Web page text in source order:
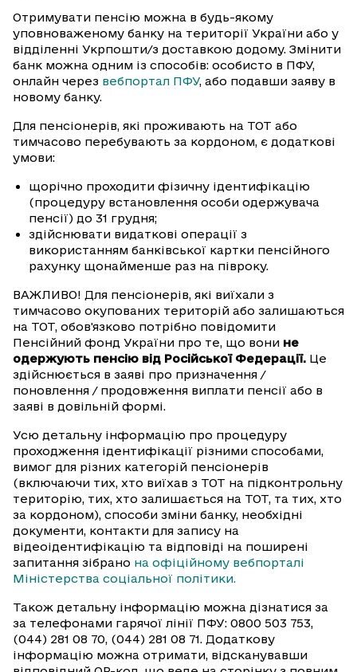
Отримувати пенсію можна в будь-якому
уповноваженому банку на території України або у
відділенні Укрпошти/з доставкою додому. Змінити
банк можна одним із способів: особисто в ПФУ,
онлайн через вебпортал ПФУ, або подавши заяву в
новому банку.
Для пенсіонерів, які проживають на ТОТ або
тимчасово перебувають за кордоном, є додаткові
умови:
щорічно проходити фізичну ідентифікацію
(процедуру встановлення особи одержувача
пенсії) до 31 грудня;
здійснювати видаткові операції з
використанням банківської картки пенсійного
рахунку щонайменше раз на півроку.
ВАЖЛИВО! Для пенсіонерів, які виїхали з
тимчасово окупованих територій або залишаються
на ТОТ, обов'язково потрібно повідомити
Пенсійний фонд України про те, що вони не
одержують пенсію від Російської Федерації. Це
здійснюється в заяві про призначення /
поновлення / продовження виплати пенсії або в
заяві в довільній формі.
Усю детальну інформацію про процедуру
проходження ідентифікації різними способами,
вимог для різних категорій пенсіонерів
(включаючи тих, хто виїхав з ТОТ на підконтрольну
територію, тих, хто залишається на ТОТ, та тих, хто
за кордоном), способи зміни банку, необхідні
документи, контакти для запису на
відеоідентифікацію та відповіді на поширені
запитання зібрано на офіційному вебпорталі
Міністерства соціальної політики.
Також детальну інформацію можна дізнатися за
за телефонами гарячої лінії ПФУ: 0800 503 753,
(044) 281 08 70, (044) 281 08 71. Додаткову
інформацію можна отримати, відсканувавши